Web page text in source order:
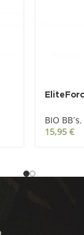
BIO BB´s,
15,95 €